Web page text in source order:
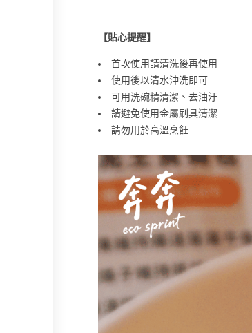
【貼心提醒】
首次使用請清洗後再使用
使用後以清水沖洗即可
可用洗碗精清潔、去油汙
請避免使用金屬刷具清潔
請勿用於高溫烹飪